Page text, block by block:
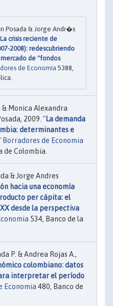
Posada & Jorge Andr�s
La crisis reciente de
2008): redescubriendo
de "fondos
de Economia 5388,
Monica Alexandra
2009. "La demanda
determinantes e
Borradores de Economia
de Colombia.
& Jorge Andres
hacia una economía
per cápita: el
desde la perspectiva
534, Banco de la
P. & Andrea Rojas A.,
colombiano: datos
interpretar el período
Economia 480, Banco de